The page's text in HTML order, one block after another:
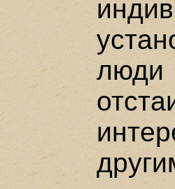
люди